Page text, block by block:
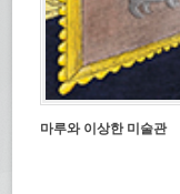
마루와 이상한 미술관